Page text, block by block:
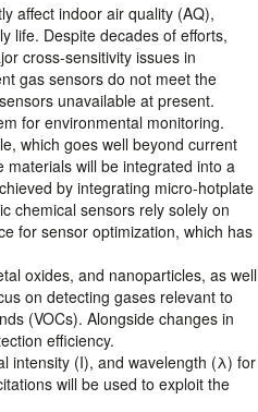
affect indoor air quality (AQ),
life. Despite decades of efforts,
cross-sensitivity issues in
gas sensors do not meet the
unavailable at present.
for environmental monitoring.
which goes well beyond current
will be integrated into a
by integrating micro-hotplate
chemical sensors rely solely on
for sensor optimization, which has
oxides, and nanoparticles, as well
on detecting gases relevant to
(VOCs). Alongside changes in
efficiency.
intensity (I), and wavelength (λ) for
will be used to exploit the